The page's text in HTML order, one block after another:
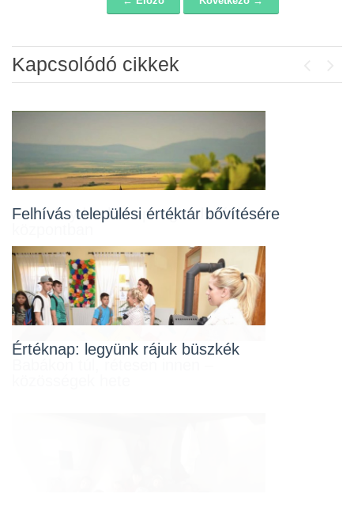
Kapcsolódó cikkek
Eseménydús hónap a gondozási
Felhívás települési értéktár bővítésére
Értéknap: legyünk rájuk büszkék